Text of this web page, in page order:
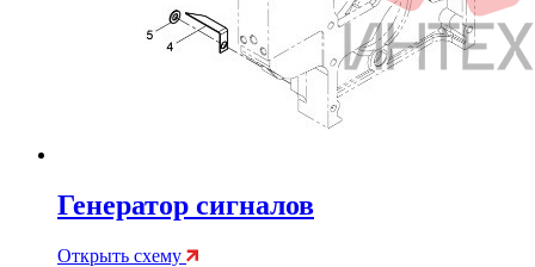
Генератор сигналов
Открыть схему